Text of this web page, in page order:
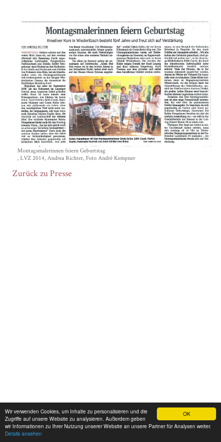
OK
Wir verwenden Cookies, um Inhalte zu personalisieren und die
Zugriffe auf unsere Website zu analysieren. Außerdem geben
wir Informationen zu Ihrer Nutzung unserer Website an unsere Partner für Analysen weiter.
Details ansehen
Montagsmalerinnen feiern Geburtstag
LVZ 2014, Andrea Richter, Foto André Kempner
Zurück zu Presse
Montagsmalerinnen
Menu